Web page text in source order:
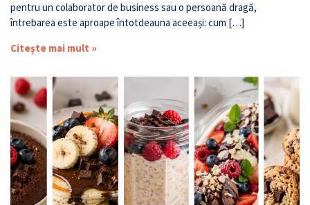
pentru un colaborator de business sau o persoană dragă,
întrebarea este aproape întotdeauna aceeași: cum […]
Citește mai mult »